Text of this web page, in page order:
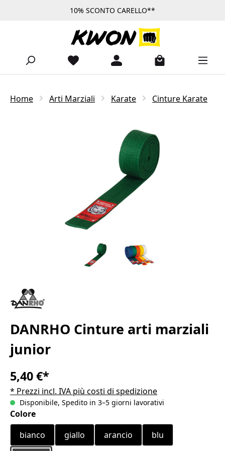
Passa al contenuto principale10% SCONTO CARELLO**
Home Arti Marziali Karate Cinture Karate
DANRHO Cinture arti marziali
junior
5,40 €*
* Prezzi incl. IVA più costi di spedizione
Disponibile, Spedito in 3–5 giorni lavorativi
Seleziona
Colore
bianco
giallo arancio blu